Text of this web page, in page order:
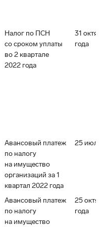
Налог по ПСН
со сроком уплаты
во 2 квартале
2022 года
31
года
Авансовый платеж
по налогу
на имущество
организаций за 1
квартал 2022 года
25 июля
Авансовый платеж
по налогу
на имущество
25
года